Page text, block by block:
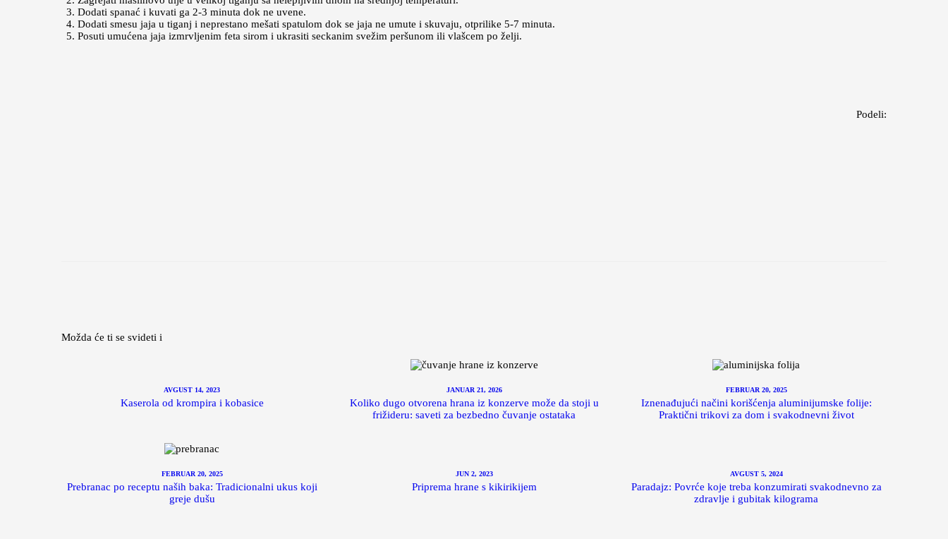
Dodati spanać i kuvati ga 2-3 minuta dok ne uvene.
Dodati smesu jaja u tiganj i neprestano mešati spatulom dok se jaja ne umute i skuvaju, otprilike 5-7 minuta.
Posuti umućena jaja izmrvljenim feta sirom i ukrasiti seckanim svežim peršunom ili vlašcem po želji.
Podeli:
Možda će ti se svideti i
AVGUST 14, 2023
Kaserola od krompira i kobasice
JANUAR 21, 2026
Koliko dugo otvorena hrana iz konzerve može da stoji u
frižideru: saveti za bezbedno čuvanje ostataka
FEBRUAR 20, 2025
Iznenađujući načini korišćenja aluminijumske folije:
Praktični trikovi za dom i svakodnevni život
FEBRUAR 20, 2025
Prebranac po receptu naših baka: Tradicionalni ukus koji
greje dušu
JUN 2, 2023
Priprema hrane s kikirikijem
AVGUST 5, 2024
Paradajz: Povrće koje treba konzumirati svakodnevno za
zdravlje i gubitak kilograma